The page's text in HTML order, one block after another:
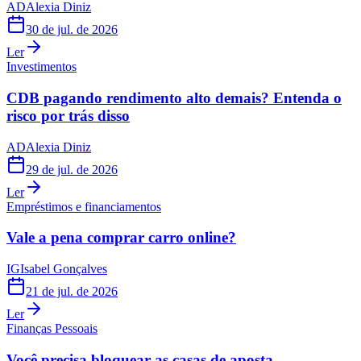
ADAlexia Diniz
30 de jul. de 2026
Ler
Investimentos
CDB pagando rendimento alto demais? Entenda o
risco por trás disso
ADAlexia Diniz
29 de jul. de 2026
Ler
Empréstimos e financiamentos
Vale a pena comprar carro online?
IGIsabel Gonçalves
21 de jul. de 2026
Ler
Finanças Pessoais